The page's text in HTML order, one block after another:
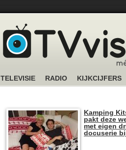
TELEVISIE RADIO KIJKCIJFERS
Kamping
pakt deze
met eigen
docuserie